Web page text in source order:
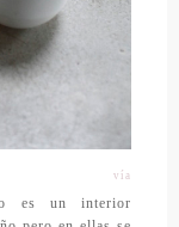
vía
es un interior